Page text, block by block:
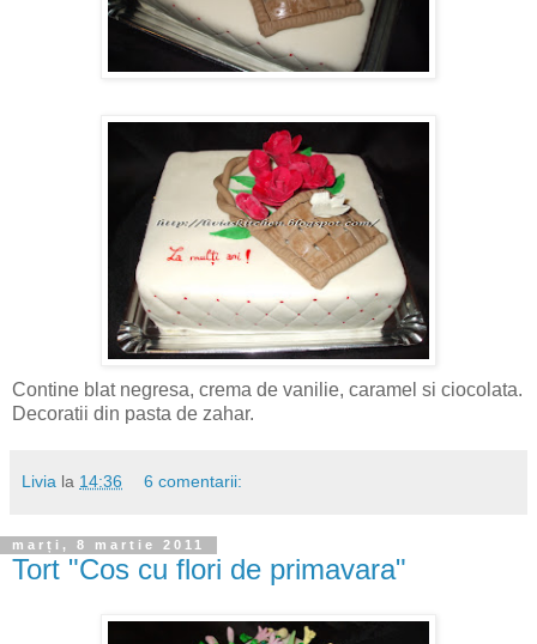
Contine blat negresa, crema de vanilie, caramel si ciocolata.
Decoratii din pasta de zahar.
Livia la 14:36 6 comentarii:
marți, 8 martie 2011
Tort "Cos cu flori de primavara"